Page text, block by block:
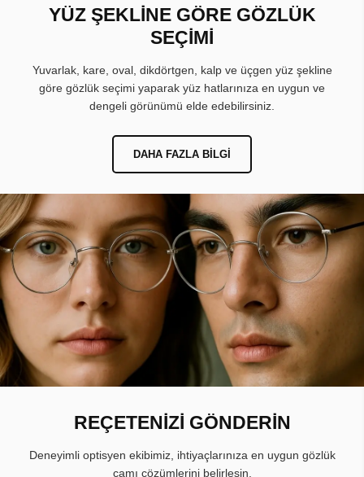
YÜZ ŞEKLİNE GÖRE GÖZLÜK
SEÇİMİ
Yuvarlak, kare, oval, dikdörtgen, kalp ve üçgen yüz şekline
göre gözlük seçimi yaparak yüz hatlarınıza en uygun ve
dengeli görünümü elde edebilirsiniz.
DAHA FAZLA BILGI
REÇETENİZİ GÖNDERİN
Deneyimli optisyen ekibimiz, ihtiyaçlarınıza en uygun gözlük
camı çözümlerini belirlesin.